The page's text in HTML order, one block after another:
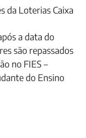
da Loterias Caixa
a data do
são repassados
no FIES –
do Ensino